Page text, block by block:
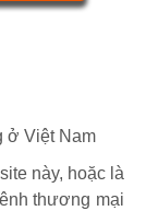
ở Việt Nam
này, hoặc là
thương mại